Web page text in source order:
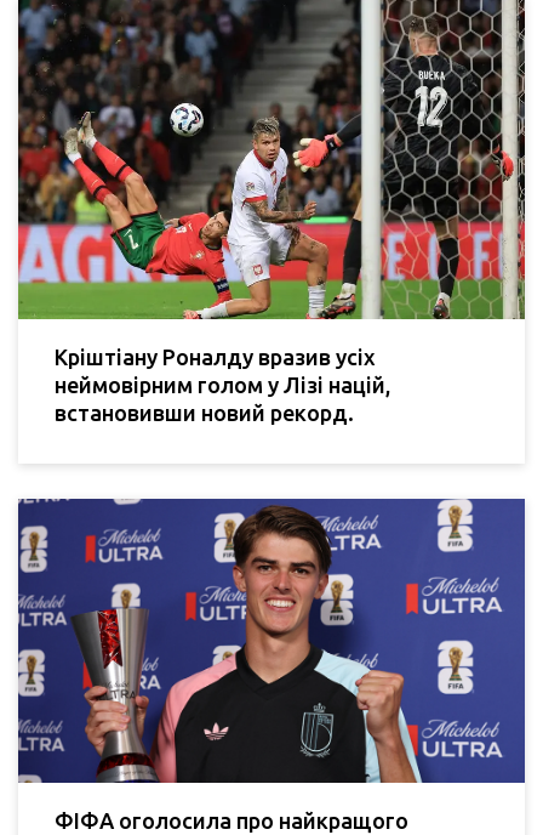
Кріштіану Роналду вразив усіх
неймовірним голом у Лізі націй,
встановивши новий рекорд.
ФІФА оголосила про найкращого